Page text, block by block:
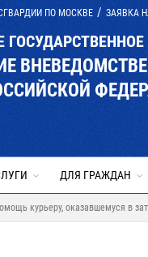
ПО МОСКВЕ ЗАЯВКА
ДЛЯ ГРАЖДАН
курьеру, оказавшемуся в